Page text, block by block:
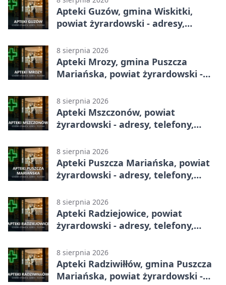
Apteki Guzów, gmina Wiskitki,
powiat żyrardowski - adresy,
8 sierpnia 2026
Apteki Mrozy, gmina Puszcza
Mariańska, powiat żyrardowski -
8 sierpnia 2026
Apteki Mszczonów, powiat
żyrardowski - adresy, telefony,
8 sierpnia 2026
Apteki Puszcza Mariańska, powiat
żyrardowski - adresy, telefony,
8 sierpnia 2026
Apteki Radziejowice, powiat
żyrardowski - adresy, telefony,
8 sierpnia 2026
Apteki Radziwiłłów, gmina Puszcza
Mariańska, powiat żyrardowski -